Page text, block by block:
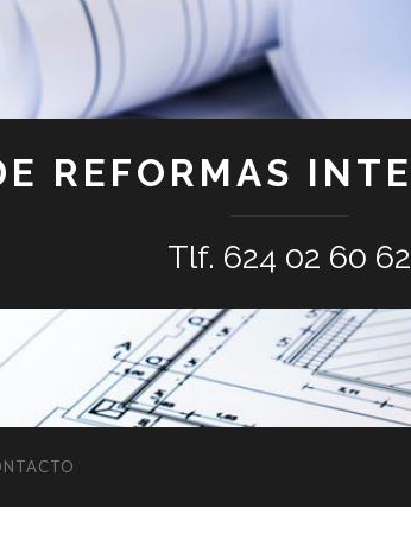
REFORMAS
Tlf. 624 02 60 62